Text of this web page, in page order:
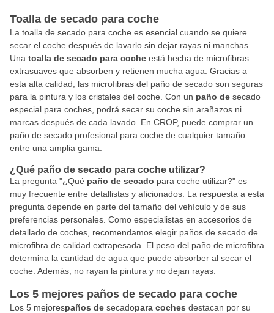
Toalla de secado para coche
La toalla de secado para coche es esencial cuando se quiere
secar el coche después de lavarlo sin dejar rayas ni manchas.
Una toalla de secado para coche está hecha de microfibras
extrasuaves que absorben y retienen mucha agua. Gracias a
esta alta calidad, las microfibras del paño de secado son seguras
para la pintura y los cristales del coche. Con un paño de secado
especial para coches, podrá secar su coche sin arañazos ni
marcas después de cada lavado. En CROP, puede comprar un
paño de secado profesional para coche de cualquier tamaño
entre una amplia gama.
¿Qué paño de secado para coche utilizar?
La pregunta "¿Qué paño de secado para coche utilizar?" es
muy frecuente entre detallistas y aficionados. La respuesta a esta
pregunta depende en parte del tamaño del vehículo y de sus
preferencias personales. Como especialistas en accesorios de
detallado de coches, recomendamos elegir paños de secado de
microfibra de calidad extrapesada. El peso del paño de microfibra
determina la cantidad de agua que puede absorber al secar el
coche. Además, no rayan la pintura y no dejan rayas.
Los 5 mejores paños de secado para coche
Los 5 mejorespaños de secadopara coches destacan por su